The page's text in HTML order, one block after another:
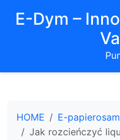
E-Dym –
HOME
E-
Jak rozcieńczyć